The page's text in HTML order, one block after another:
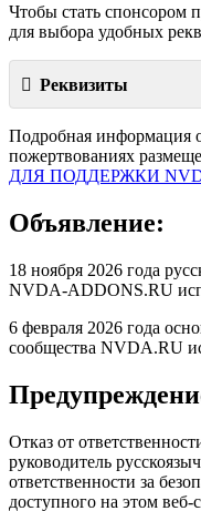
Чтобы стать спонсором
для выбора удобных
Реквизиты
Подробная информация
пожертвованиях
ДЛЯ ПОДДЕРЖКИ
Объявление:
18 ноября 2026 года
NVDA-ADDONS.RU
6 февраля 2026 года
сообщества NVDA.RU
Отказ от
руководитель
ответственности за
доступного на этом веб-